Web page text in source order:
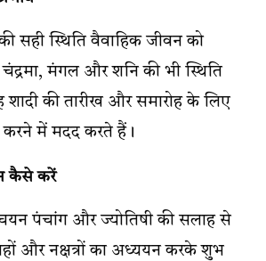
सही स्थिति वैवाहिक जीवन को
मंगल और शनि की भी स्थिति
शादी की तारीख और समारोह के लिए
करने में मदद करते हैं।
कैसे करें
पंचांग और ज्योतिषी की सलाह से
और नक्षत्रों का अध्ययन करके शुभ